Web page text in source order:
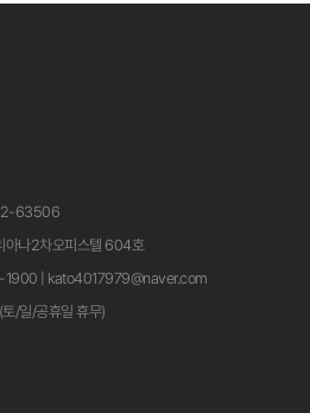
63506
아나2차오피스텔 604호
| kato4017979@naver.com
/일/공휴일 휴무)